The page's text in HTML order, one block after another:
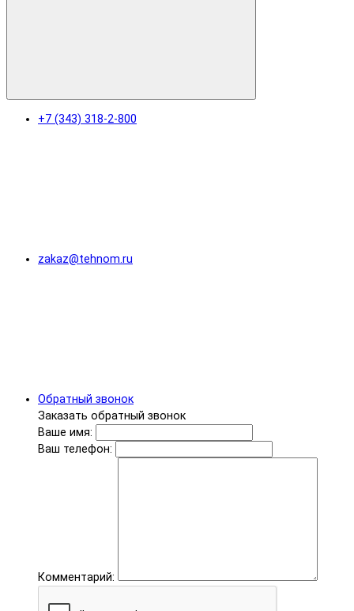
+7 (343) 318-2-800
zakaz@tehnom.ru
Обратный звонок
Заказать обратный звонок
Ваше имя:
Ваш телефон:
Комментарий: